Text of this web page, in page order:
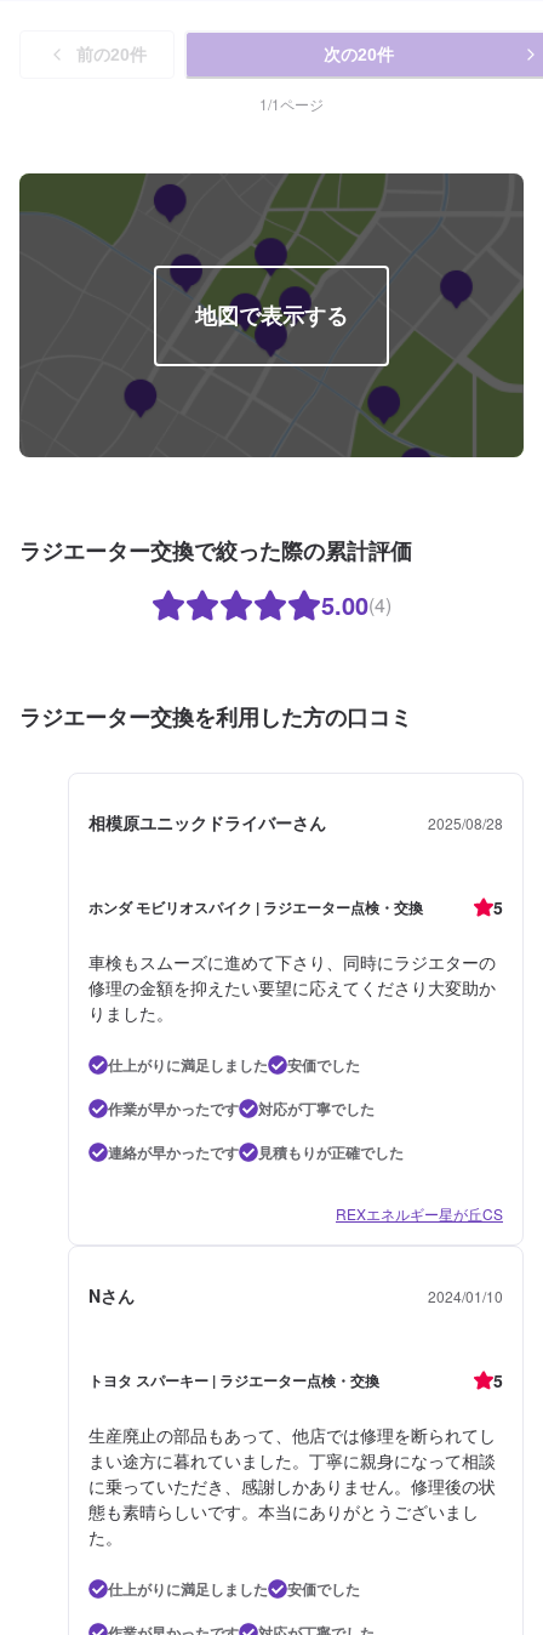
前の20件 次の20件
1/1ページ
地図で表示する
ラジエーター交換で絞った際の累計評価
5.00(4)
ラジエーター交換を利用した方の口コミ
相模原ユニックドライバーさん 2025/08/28
ホンダ モビリオスパイク | ラジエーター点検・交換 5
車検もスムーズに進めて下さり、同時にラジエターの
修理の金額を抑えたい要望に応えてくださり大変助か
りました。
仕上がりに満足しました
安価でした
作業が早かったです
対応が丁寧でした
連絡が早かったです
見積もりが正確でした
REXエネルギー星が丘CS
Nさん 2024/01/10
トヨタ スパーキー | ラジエーター点検・交換 5
生産廃止の部品もあって、他店では修理を断られてし
まい途方に暮れていました。丁寧に親身になって相談
に乗っていただき、感謝しかありません。修理後の状
態も素晴らしいです。本当にありがとうございまし
た。
仕上がりに満足しました
安価でした